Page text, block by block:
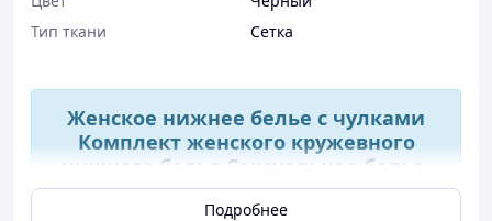
Тип ткани
Сетка
Женское нижнее белье с чулками
Комплект женского кружевного
нижнего белья Сексуальное белье,
черный
Подробнее